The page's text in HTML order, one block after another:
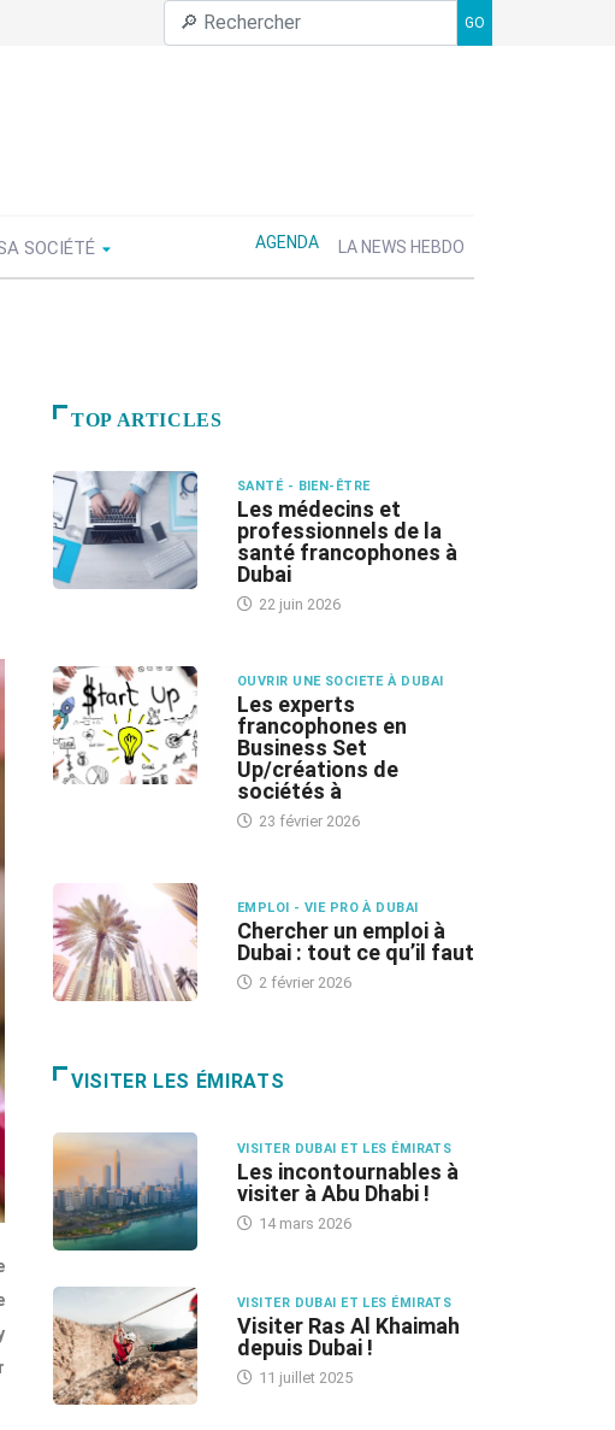
GO
SOCIÉTÉ AGENDA LA NEWS HEBDO
TOP ARTICLES
SANTÉ - BIEN-ÊTRE
Les médecins et
professionnels de la
santé francophones à
Dubai
22 juin 2026
OUVRIR UNE SOCIETE À DUBAI
Les experts
francophones en
Business Set
Up/créations de
sociétés à
23 février 2026
EMPLOI - VIE PRO À DUBAI
Chercher un emploi à
Dubai : tout ce qu’il faut
2 février 2026
VISITER LES ÉMIRATS
VISITER DUBAI ET LES ÉMIRATS
Les incontournables à
visiter à Abu Dhabi !
14 mars 2026
VISITER DUBAI ET LES ÉMIRATS
Visiter Ras Al Khaimah
depuis Dubai !
11 juillet 2025